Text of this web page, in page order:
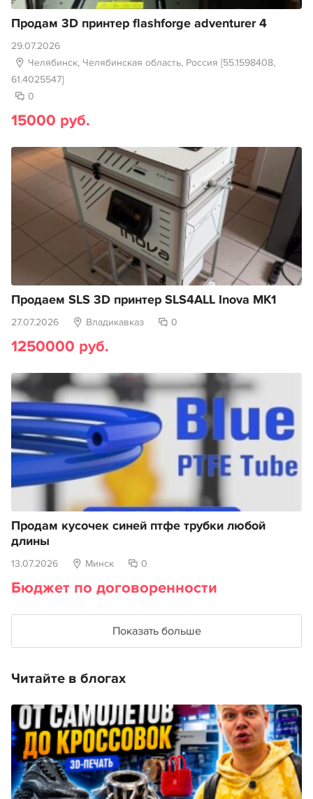
Продам 3D принтер flashforge adventurer 4
29.07.2026
Челябинск, Челябинская область, Россия [55.1598408,
61.4025547]
0
15000 руб.
Продаем SLS 3D принтер SLS4ALL Inova MK1
27.07.2026 Владикавказ 0
1250000 руб.
Продам кусочек синей птфе трубки любой
длины
13.07.2026 Минск 0
Бюджет по договоренности
Показать больше
Читайте в блогах